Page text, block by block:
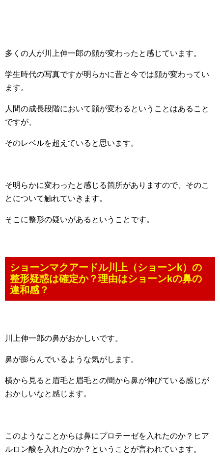
多くの人が川上伸一郎の顔が変わったと感じています。
学生時代の写真ですが明らかに昔と今では顔が変わってい
ます。
人間の成長段階において顔が変わるということはあること
ですが、
そのレベルを超えていると思います。
そ明らかに変わったと感じる箇所がありますので、そのこ
とについて触れていきます。
そこに整形の疑いがあるということです。
ショーンマクアードル川上（ショーンk）の
整形疑惑は確定か？理由はショーンkの鼻の
違和感？
川上伸一郎の鼻がおかしいです。
鼻が膨らんでいるような気がします。
横から見ると眉毛と眉毛との間から鼻が伸びている感じが
おかしいなと感じます。
このようなことからは鼻にプロテーゼを入れたのか？ヒア
ルロン酸を入れたのか？ということが言われています。